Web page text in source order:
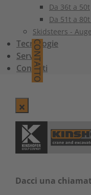
Da 36t a 50t
Da 51t a
Skidsteers -
Tecnologie
Servizi
Contatti
CONTATTO
Dacci una